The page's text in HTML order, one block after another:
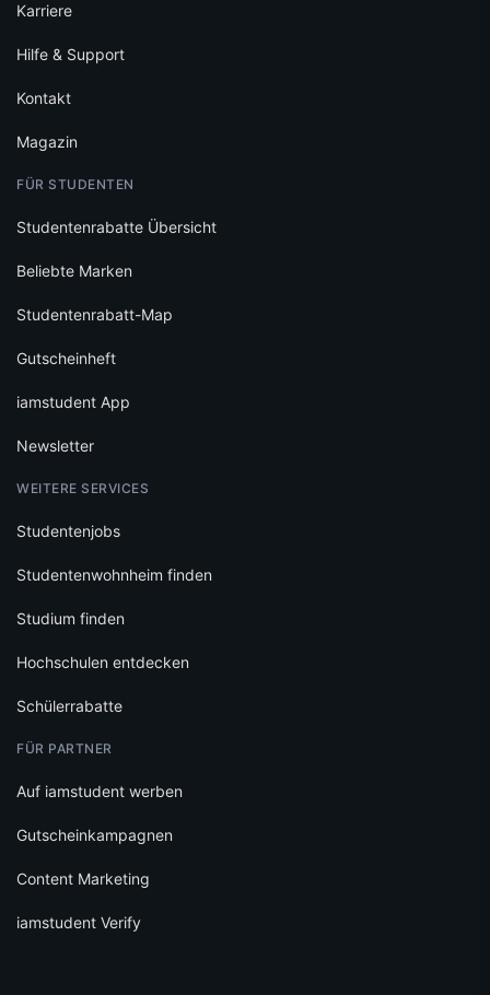
Karriere
Hilfe & Support
Kontakt
Magazin
FÜR STUDENTEN
Studentenrabatte Übersicht
Beliebte Marken
Studentenrabatt-Map
Gutscheinheft
iamstudent App
Newsletter
WEITERE SERVICES
Studentenjobs
Studentenwohnheim finden
Studium finden
Hochschulen entdecken
Schülerrabatte
FÜR PARTNER
Auf iamstudent werben
Gutscheinkampagnen
Content Marketing
iamstudent Verify